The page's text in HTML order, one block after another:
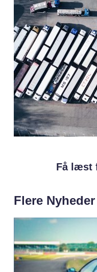
Få læst
Flere Nyheder